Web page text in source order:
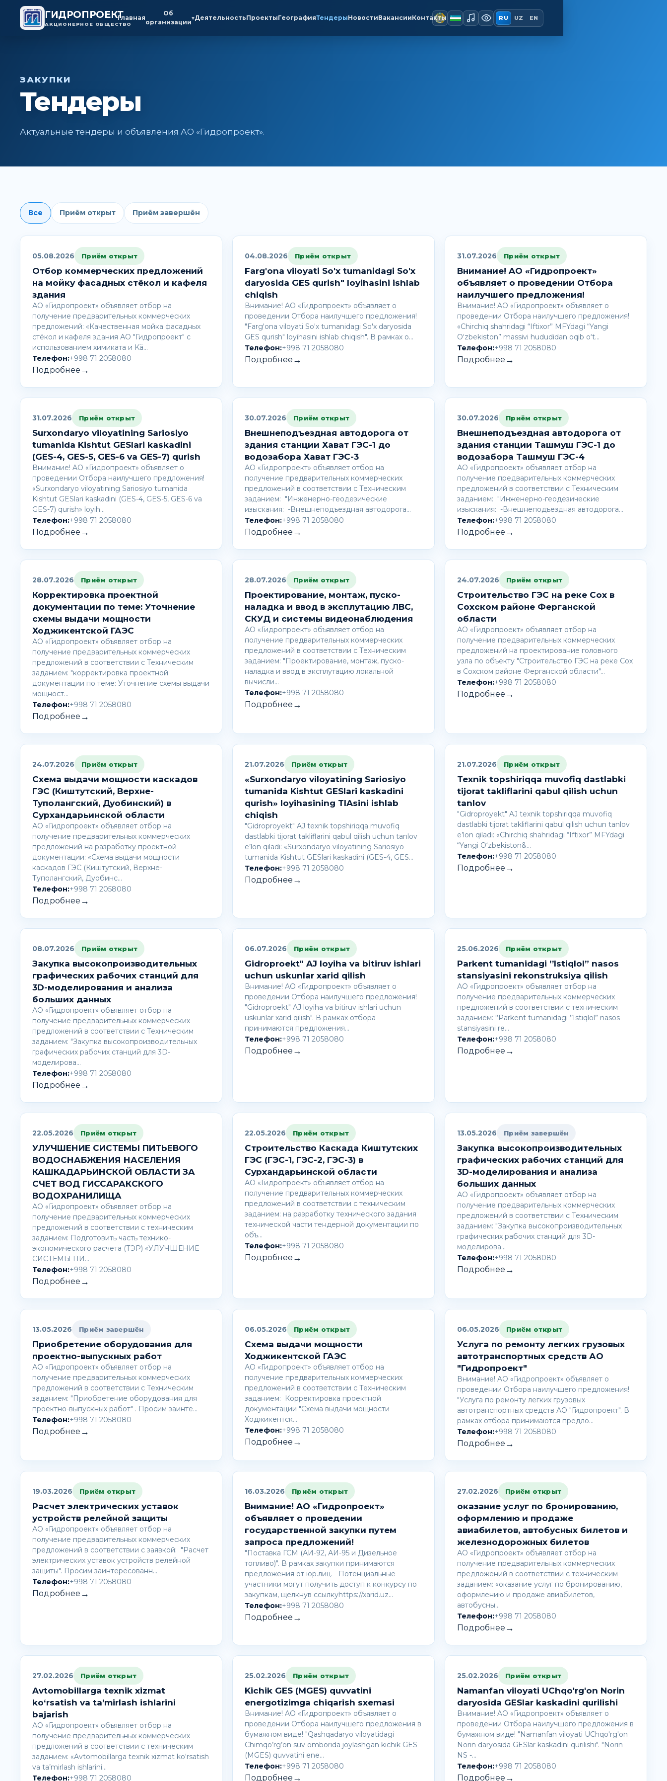
ГИДРОПРОЕКТ
АКЦИОНЕРНОЕ ОБЩЕСТВО
Главная
Об
организации
▾ДеятельностьПроектыГеографияТендерыНовостиВакансииКонтакты RU UZ EN
ЗАКУПКИ
Тендеры
Актуальные тендеры и объявления АО «Гидропроект».
Все Приём открыт Приём завершён
05.08.2026 Приём открыт
Отбор коммерческих предложений
на мойку фасадных стёкол и кафеля
здания
АО «Гидропроект» объявляет отбор на
получение предварительных коммерческих
предложений: «Качественная мойка фасадных
стёкол и кафеля здания АО "Гидропроект" с
использованием химиката и Kä…
Телефон:+998 71 2058080
Подробнее →
04.08.2026 Приём открыт
Farg'ona viloyati So'x tumanidagi So'x
daryosida GES qurish" loyihasini ishlab
chiqish
Внимание! AО «Гидропроект» объявляет о
проведении Отбора наилучшего предложения!
"Farg'ona viloyati So'x tumanidagi So'x daryosida
GES qurish" loyihasini ishlab chiqish". В рамках о…
Телефон:+998 71 2058080
Подробнее →
31.07.2026 Приём открыт
Внимание! AО «Гидропроект»
объявляет о проведении Отбора
наилучшего предложения!
Внимание! AО «Гидропроект» объявляет о
проведении Отбора наилучшего предложения!
«Chirchiq shahridagi “Iftixor” MFYdagi “Yangi
O‘zbekiston” massivi hududidan oqib o‘t…
Телефон:+998 71 2058080
Подробнее →
31.07.2026 Приём открыт
Surxondaryo viloyatining Sariosiyo
tumanida Kishtut GESlari kaskadini
(GES-4, GES-5, GES-6 va GES-7) qurish
Внимание! AО «Гидропроект» объявляет о
проведении Отбора наилучшего предложения!
«Surxondaryo viloyatining Sariosiyo tumanida
Kishtut GESlari kaskadini (GES-4, GES-5, GES-6 va
GES-7) qurish» loyih…
Телефон:+998 71 2058080
Подробнее →
30.07.2026 Приём открыт
Внешнеподъездная автодорога от
здания станции Хават ГЭС-1 до
водозабора Хават ГЭС-3
АО «Гидропроект» объявляет отбор на
получение предварительных коммерческих
предложений в соответствии с Техническим
заданием: "Инженерно-геодезические
изыскания: -Внешнеподъездная автодорога…
Телефон:+998 71 2058080
Подробнее →
30.07.2026 Приём открыт
Внешнеподъездная автодорога от
здания станции Ташмуш ГЭС-1 до
водозабора Ташмуш ГЭС-4
АО «Гидропроект» объявляет отбор на
получение предварительных коммерческих
предложений в соответствии с Техническим
заданием: "Инженерно-геодезические
изыскания: -Внешнеподъездная автодорога…
Телефон:+998 71 2058080
Подробнее →
28.07.2026 Приём открыт
Корректировка проектной
документации по теме: Уточнение
схемы выдачи мощности
Ходжикентской ГАЭС
АО «Гидропроект» объявляет отбор на
получение предварительных коммерческих
предложений в соответствии с Техническим
заданием: "корректировка проектной
документации по теме: Уточнение схемы выдачи
мощност…
Телефон:+998 71 2058080
Подробнее →
28.07.2026 Приём открыт
Проектирование, монтаж, пуско-
наладка и ввод в эксплутацию ЛВС,
СКУД и системы видеонаблюдения
АО «Гидропроект» объявляет отбор на
получение предварительных коммерческих
предложений в соответствии с Техническим
заданием: "Проектирование, монтаж, пуско-
наладка и ввод в эксплутацию локальной
вычисли…
Телефон:+998 71 2058080
Подробнее →
24.07.2026 Приём открыт
Строительство ГЭС на реке Сох в
Сохском районе Ферганской
области
АО «Гидропроект» объявляет отбор на
получение предварительных коммерческих
предложений на проектирование головного
узла по объекту "Строительство ГЭС на реке Сох
в Сохском районе Ферганской области"…
Телефон:+998 71 2058080
Подробнее →
24.07.2026 Приём открыт
Схема выдачи мощности каскадов
ГЭС (Киштутский, Верхне-
Туполангский, Дуобинский) в
Сурхандарьинской области
АО «Гидропроект» объявляет отбор на
получение предварительных коммерческих
предложений на разработку проектной
документации: «Схема выдачи мощности
каскадов ГЭС (Киштутский, Верхне-
Туполангский, Дуобинс…
Телефон:+998 71 2058080
Подробнее →
21.07.2026 Приём открыт
«Surxondaryo viloyatining Sariosiyo
tumanida Kishtut GESlari kaskadini
qurish» loyihasining TIAsini ishlab
chiqish
"Gidroproyekt" AJ texnik topshiriqqa muvofiq
dastlabki tijorat takliflarini qabul qilish uchun tanlov
e’lon qiladi: «Surxondaryo viloyatining Sariosiyo
tumanida Kishtut GESlari kaskadini (GES-4, GES…
Телефон:+998 71 2058080
Подробнее →
21.07.2026 Приём открыт
Texnik topshiriqqa muvofiq dastlabki
tijorat takliflarini qabul qilish uchun
tanlov
"Gidroproyekt" AJ texnik topshiriqqa muvofiq
dastlabki tijorat takliflarini qabul qilish uchun tanlov
e’lon qiladi: «Chirchiq shahridagi “Iftixor” MFYdagi
“Yangi O‘zbekiston&…
Телефон:+998 71 2058080
Подробнее →
08.07.2026 Приём открыт
Закупка высокопроизводительных
графических рабочих станций для
3D-моделирования и анализа
больших данных
АО «Гидропроект» объявляет отбор на
получение предварительных коммерческих
предложений в соответствии с Техническим
заданием: "Закупка высокопроизводительных
графических рабочих станций для 3D-
моделирова…
Телефон:+998 71 2058080
Подробнее →
06.07.2026 Приём открыт
Gidroproekt" AJ loyiha va bitiruv ishlari
uchun uskunlar xarid qilish
Внимание! AО «Гидропроект» объявляет о
проведении Отбора наилучшего предложения!
"Gidroproekt" AJ loyiha va bitiruv ishlari uchun
uskunlar xarid qilish". В рамках отбора
принимаются предложения…
Телефон:+998 71 2058080
Подробнее →
25.06.2026 Приём открыт
Parkent tumanidagi ’’Istiqlol” nasos
stansiyasini rekonstruksiya qilish
АО «Гидропроект» объявляет отбор на
получение предварительных коммерческих
предложений в соответствии с техническим
заданием: '’Parkent tumanidagi ’’Istiqlol” nasos
stansiyasini re…
Телефон:+998 71 2058080
Подробнее →
22.05.2026 Приём открыт
УЛУЧШЕНИЕ СИСТЕМЫ ПИТЬЕВОГО
ВОДОСНАБЖЕНИЯ НАСЕЛЕНИЯ
КАШКАДАРЬИНСКОЙ ОБЛАСТИ ЗА
СЧЕТ ВОД ГИССАРАКСКОГО
ВОДОХРАНИЛИЩА
АО «Гидропроект» объявляет отбор на
получение предварительных коммерческих
предложений в соответствии с техническим
заданием: Подготовить часть технико-
экономического расчета (ТЭР) «УЛУЧШЕНИЕ
СИСТЕМЫ ПИ…
Телефон:+998 71 2058080
Подробнее →
22.05.2026 Приём открыт
Строительство Каскада Киштутских
ГЭС (ГЭС-1, ГЭС-2, ГЭС-3) в
Сурхандарьинской области
АО «Гидропроект» объявляет отбор на
получение предварительных коммерческих
предложений в соответствии с техническим
заданием: на разработку технического задания
технической части тендерной документации по
объ…
Телефон:+998 71 2058080
Подробнее →
13.05.2026 Приём завершён
Закупка высокопроизводительных
графических рабочих станций для
3D-моделирования и анализа
больших данных
АО «Гидропроект» объявляет отбор на
получение предварительных коммерческих
предложений в соответствии с Техническим
заданием: "Закупка высокопроизводительных
графических рабочих станций для 3D-
моделирова…
Телефон:+998 71 2058080
Подробнее →
13.05.2026 Приём завершён
Приобретение оборудования для
проектно-выпускных работ
АО «Гидропроект» объявляет отбор на
получение предварительных коммерческих
предложений в соответствии с Техническим
заданием: "Приобретение оборудования для
проектно-выпускных работ" . Просим заинте…
Телефон:+998 71 2058080
Подробнее →
06.05.2026 Приём открыт
Схема выдачи мощности
Ходжикентской ГАЭС
АО «Гидропроект» объявляет отбор на
получение предварительных коммерческих
предложений в соответствии с Техническим
заданием: Корректировка проектной
документации "Схема выдачи мощности
Ходжикентск…
Телефон:+998 71 2058080
Подробнее →
06.05.2026 Приём открыт
Услуга по ремонту легких грузовых
автотранспортных средств АО
"Гидропроект"
Внимание! AО «Гидропроект» объявляет о
проведении Отбора наилучшего предложения!
"Услуга по ремонту легких грузовых
автотранспортных средств АО "Гидропроект". В
рамках отбора принимаются предло…
Телефон:+998 71 2058080
Подробнее →
19.03.2026 Приём открыт
Расчет электрических уставок
устройств релейной защиты
АО «Гидропроект» объявляет отбор на
получение предварительных коммерческих
предложений в соответствии с заявкой: "Расчет
электрических уставок устройств релейной
защиты". Просим заинтересованн…
Телефон:+998 71 2058080
Подробнее →
16.03.2026 Приём открыт
Внимание! AО «Гидропроект»
объявляет о проведении
государственной закупки путем
запроса предложений!
"Поставка ГСМ (АИ-92, АИ-95 и Дизельное
топливо)". В рамках закупки принимаются
предложения от юр.лиц. Потенциальные
участники могут получить доступ к конкурсу по
закупкам, щелкнув ссылкуhttps://xarid.uz…
Телефон:+998 71 2058080
Подробнее →
27.02.2026 Приём открыт
оказание услуг по бронированию,
оформлению и продаже
авиабилетов, автобусных билетов и
железнодорожных билетов
АО «Гидропроект» объявляет отбор на
получение предварительных коммерческих
предложений в соответствии с техническим
заданием: «оказание услуг по бронированию,
оформлению и продаже авиабилетов,
автобусны…
Телефон:+998 71 2058080
Подробнее →
27.02.2026 Приём открыт
Avtomobillarga texnik xizmat
ko‘rsatish va ta’mirlash ishlarini
bajarish
АО «Гидропроект» объявляет отбор на
получение предварительных коммерческих
предложений в соответствии с техническим
заданием: «Avtomobillarga texnik xizmat ko‘rsatish
va ta’mirlash ishlarini…
Телефон:+998 71 2058080
25.02.2026 Приём открыт
Kichik GES (MGES) quvvatini
energotizimga chiqarish sxemasi
Внимание! AО «Гидропроект» объявляет о
проведении Отбора наилучшего предложения в
бумажном виде! "Qashqadaryo viloyatidagi
Chimqo’rg’on suv omborida joylashgan kichik GES
(MGES) quvvatini ene…
Телефон:+998 71 2058080
Подробнее →
25.02.2026 Приём открыт
Namanfan viloyati UChqo'rg'on Norin
daryosida GESlar kaskadini qurilishi
Внимание! AО «Гидропроект» объявляет о
проведении Отбора наилучшего предложения в
бумажном виде! "Namanfan viloyati UChqo'rg'on
Norin daryosida GESlar kaskadini qurilishi". "Norin
NS -…
Телефон:+998 71 2058080
Подробнее →